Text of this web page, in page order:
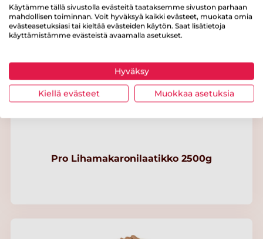
Pro Lihaperunasoselaatikko 2500g
Pro Lihamakaronilaatikko 2500g
Käytämme tällä sivustolla evästeitä taataksemme sivuston parhaan
mahdollisen toiminnan. Voit hyväksyä kaikki evästeet, muokata omia
evästeasetuksiasi tai kieltää evästeiden käytön. Saat lisätietoja
käyttämistämme evästeistä avaamalla asetukset.
Hyväksy
Kiellä evästeet Muokkaa asetuksia